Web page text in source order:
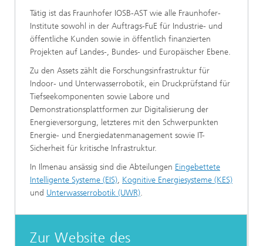
Tätig ist das Fraunhofer IOSB-AST wie alle Fraunhofer-
Institute sowohl in der Auftrags-FuE für Industrie- und
öffentliche Kunden sowie in öffentlich finanzierten
Projekten auf Landes-, Bundes- und Europäischer Ebene.
Zu den Assets zählt die Forschungsinfrastruktur für
Indoor- und Unterwasserrobotik, ein Druckprüfstand für
Tiefseekomponenten sowie Labore und
Demonstrationsplattformen zur Digitalisierung der
Energieversorgung, letzteres mit den Schwerpunkten
Energie- und Energiedatenmanagement sowie IT-
Sicherheit für kritische Infrastruktur.
In Ilmenau ansässig sind die Abteilungen Eingebettete
Intelligente Systeme (EIS), Kognitive Energiesysteme (KES)
und Unterwasserrobotik (UWR).
Zur Website des